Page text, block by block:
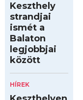
Keszthely
strandjai
ismét a
Balaton
legjobbjai
között
HÍREK